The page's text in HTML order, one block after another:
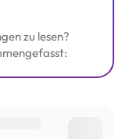
zu lesen?